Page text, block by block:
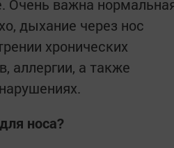
Очень важна
дыхание через нос
хронических
аллергии, а также
носа?